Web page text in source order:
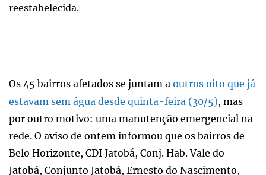
reestabelecida.
Os 45 bairros afetados se juntam a outros oito que já
estavam sem água desde quinta-feira (30/5), mas
por outro motivo: uma manutenção emergencial na
rede. O aviso de ontem informou que os bairros de
Belo Horizonte, CDI Jatobá, Conj. Hab. Vale do
Jatobá, Conjunto Jatobá, Ernesto do Nascimento,